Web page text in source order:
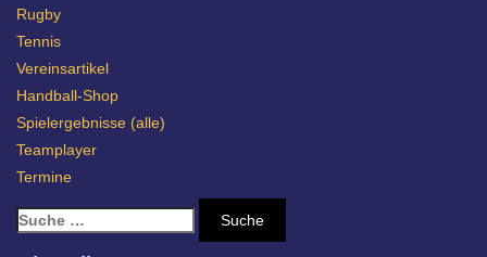
Rugby
Tennis
Vereinsartikel
Handball-Shop
Spielergebnisse (alle)
Teamplayer
Termine
S
u